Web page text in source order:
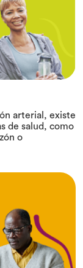
arterial, existe
de salud, como
o